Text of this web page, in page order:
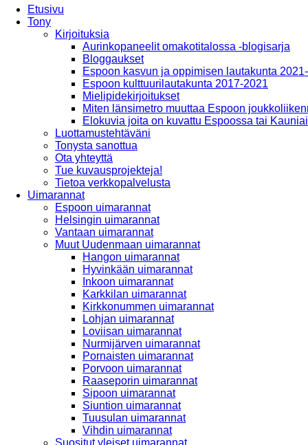
Etusivu
Tony
Kirjoituksia
Aurinkopaneelit omakotitalossa -blogisarja
Bloggaukset
Espoon kasvun ja oppimisen lautakunta
Espoon kulttuurilautakunta 2017-2021
Mielipidekirjoitukset
Miten länsimetro muuttaa Espoon
Elokuvia joita on kuvattu Espoossa tai
Luottamustehtäväni
Tonysta sanottua
Ota yhteyttä
Tue kuvausprojekteja!
Tietoa verkkopalvelusta
Uimarannat
Espoon uimarannat
Helsingin uimarannat
Vantaan uimarannat
Muut Uudenmaan uimarannat
Hangon uimarannat
Hyvinkään uimarannat
Inkoon uimarannat
Karkkilan uimarannat
Kirkkonummen uimarannat
Lohjan uimarannat
Loviisan uimarannat
Nurmijärven uimarannat
Pornaisten uimarannat
Porvoon uimarannat
Raaseporin uimarannat
Sipoon uimarannat
Siuntion uimarannat
Tuusulan uimarannat
Vihdin uimarannat
Suositut yleiset uimarannat